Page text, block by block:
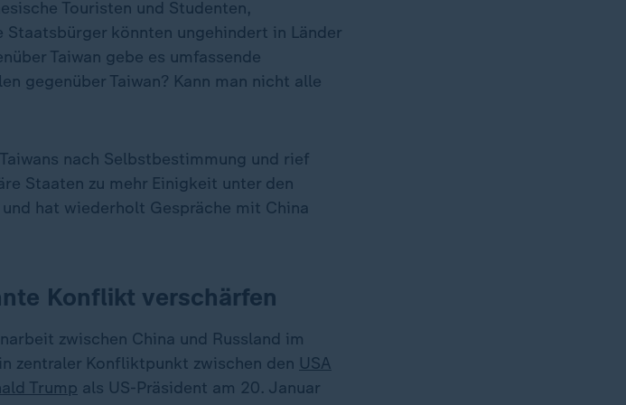
Touristen und Studenten,
Staatsbürger könnten ungehindert in Länder
Taiwan gebe es umfassende
gegenüber Taiwan? Kann man nicht alle
nach Selbstbestimmung und rief
Staaten zu mehr Einigkeit unter den
hat wiederholt Gespräche mit China
Konflikt verschärfen
zwischen China und Russland im
zentraler Konfliktpunkt zwischen den USA
Trump als US-Präsident am 20. Januar